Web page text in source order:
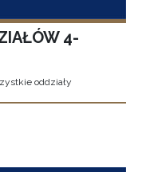
4-
oddziały